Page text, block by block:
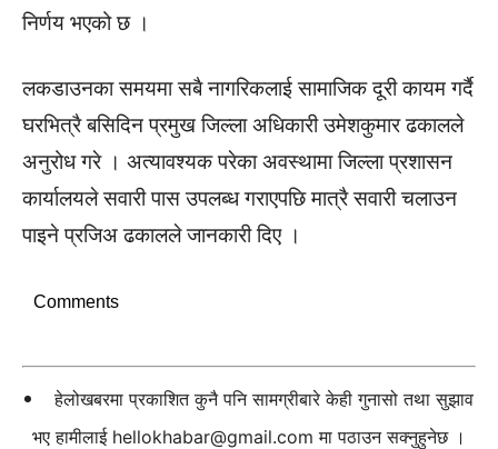
निर्णय भएको छ ।
लकडाउनका समयमा सबै नागरिकलाई सामाजिक दूरी कायम गर्दै
घरभित्रै बसिदिन प्रमुख जिल्ला अधिकारी उमेशकुमार ढकालले
अनुरोध गरे । अत्यावश्यक परेका अवस्थामा जिल्ला प्रशासन
कार्यालयले सवारी पास उपलब्ध गराएपछि मात्रै सवारी चलाउन
पाइने प्रजिअ ढकालले जानकारी दिए ।
Comments
हेलोखबरमा प्रकाशित कुनै पनि सामग्रीबारे केही गुनासो तथा सुझाव
भए हामीलाई hellokhabar@gmail.com मा पठाउन सक्नुहुनेछ ।